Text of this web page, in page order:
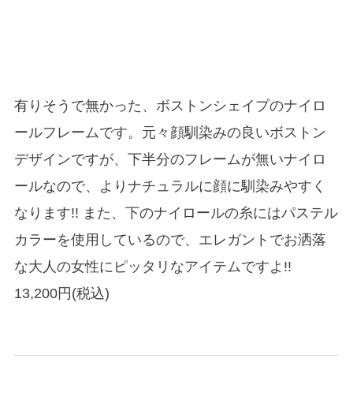
有りそうで無かった、ボストンシェイプのナイロ
ールフレームです。元々顔馴染みの良いボストン
デザインですが、下半分のフレームが無いナイロ
ールなので、よりナチュラルに顔に馴染みやすく
なります!! また、下のナイロールの糸にはパステル
カラーを使用しているので、エレガントでお洒落
な大人の女性にピッタリなアイテムですよ!!
13,200円(税込)